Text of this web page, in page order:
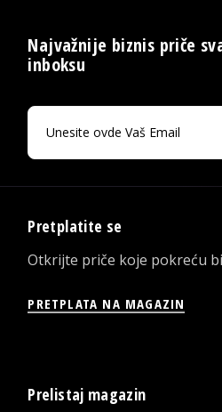
Najvažnije biznis priče
inboksu
Pretplatite se
Otkrijte priče koje pokreću
PRETPLATA NA MAGAZIN
Prelistaj magazin